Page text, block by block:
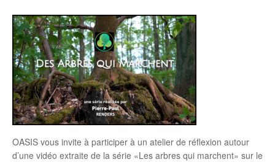
OASIS vous invite à participer à un atelier de réflexion autour
d’une vidéo extraite de la série «Les arbres qui marchent» sur le